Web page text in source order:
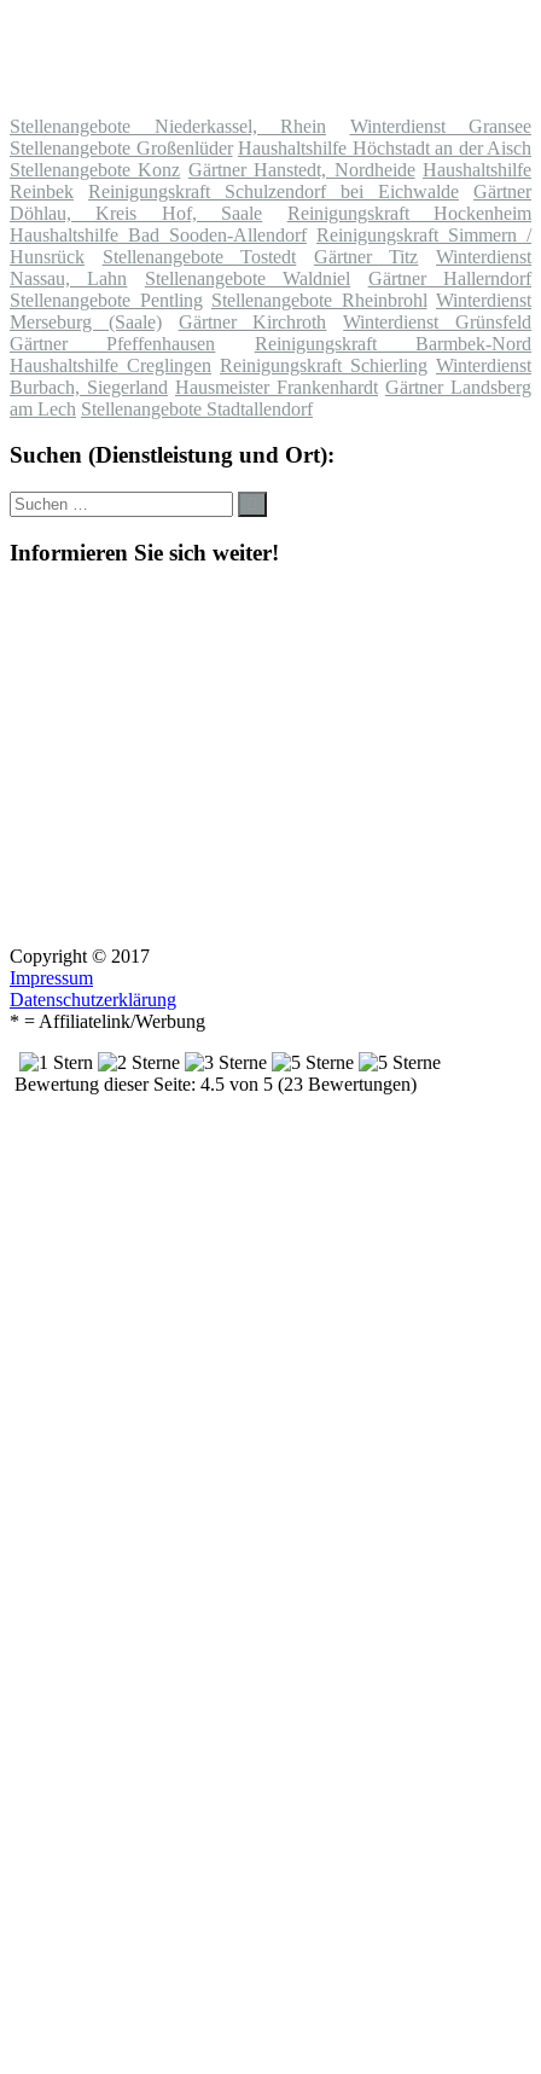
Stellenangebote Niederkassel, Rhein
Winterdienst Gransee
Stellenangebote Großenlüder Haushaltshilfe Höchstadt an der Aisch
Stellenangebote Konz Gärtner Hanstedt, Nordheide Haushaltshilfe
Reinbek
Reinigungskraft Schulzendorf bei Eichwalde
Gärtner
Döhlau, Kreis Hof, Saale
Reinigungskraft Hockenheim
Haushaltshilfe Bad Sooden-Allendorf Reinigungskraft Simmern /
Hunsrück
Stellenangebote Tostedt Gärtner Titz
Winterdienst
Nassau, Lahn
Stellenangebote Waldniel
Gärtner Hallerndorf
Stellenangebote Pentling Stellenangebote Rheinbrohl Winterdienst
Merseburg (Saale)
Gärtner Kirchroth
Winterdienst Grünsfeld
Gärtner Pfeffenhausen
Reinigungskraft Barmbek-Nord
Haushaltshilfe Creglingen Reinigungskraft Schierling Winterdienst
Burbach, Siegerland Hausmeister Frankenhardt Gärtner Landsberg
am Lech Stellenangebote Stadtallendorf
Suchen (Dienstleistung und Ort):
Suche
nach:
Informieren Sie sich weiter!
Copyright © 2017
Impressum
Datenschutzerklärung
* = Affiliatelink/Werbung
Bewertung dieser Seite: 4.5 von 5 (23 Bewertungen)